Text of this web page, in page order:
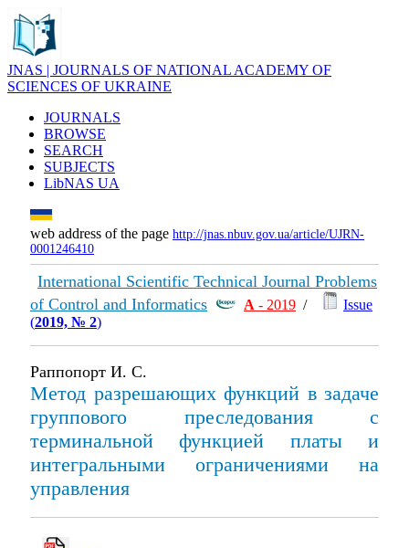
JNAS | JOURNALS OF NATIONAL ACADEMY OF
SCIENCES OF UKRAINE
JOURNALS
BROWSE
SEARCH
SUBJECTS
LibNAS UA
web address of the page http://jnas.nbuv.gov.ua/article/UJRN-
0001246410
International Scientific Technical Journal Problems
of Control and Informatics
А - 2019 /
Issue
(2019, № 2)
Раппопорт И. С.
Метод разрешающих функций в задаче
группового преследования с
терминальной функцией платы и
интегральными ограничениями на
управления